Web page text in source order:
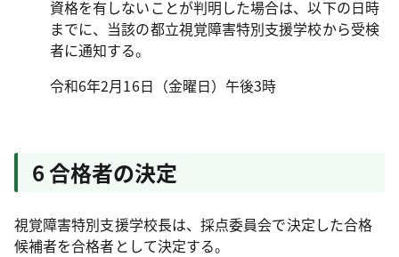
資格を有しないことが判明した場合は、以下の日時
までに、当該の都立視覚障害特別支援学校から受検
者に通知する。
令和6年2月16日（金曜日）午後3時
6 合格者の決定
視覚障害特別支援学校長は、採点委員会で決定した合格
候補者を合格者として決定する。